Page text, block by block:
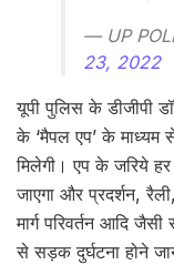
— UP
23, 2022
यूपी पुलिस के डीजीपी
के ‘मैपल एप’ के माध्यम
मिलेगी। एप के जरिये
जाएगा और प्रदर्शन,
मार्ग परिवर्तन आदि
से सड़क दुर्घटना होने